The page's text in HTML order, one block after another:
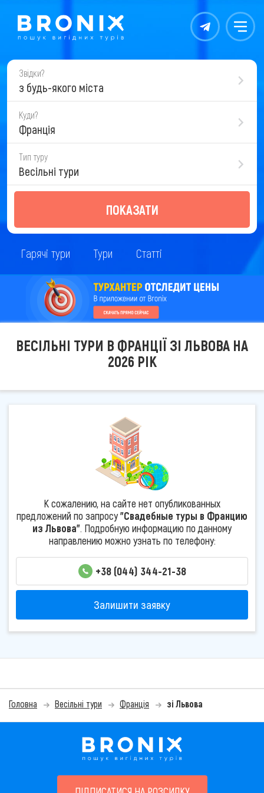
Контакты Меню
Звідки?
з будь-якого міста
Куди?
Франція
Тип туру
Весільні тури
ПОКАЗАТИ
Гарячі тури Тури Статті
ВЕСІЛЬНІ ТУРИ В ФРАНЦІЇ ЗІ ЛЬВОВА НА
2026 РІК
К сожалению, на сайте нет опубликованных
предложений по запросу"Свадебные туры в Францию
из Львова". Подробную информацию по данному
направлению можно узнать по телефону:
+38 (044) 344-21-38
Залишити заявку
Головна Весільні тури Франція зі Львова